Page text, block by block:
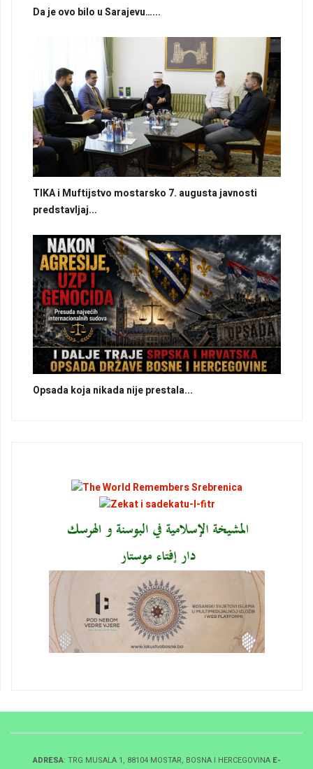
Da je ovo bilo u Sarajevu…...
TIKA i Muftijstvo mostarsko 7. augusta javnosti
predstavljaj...
Opsada koja nikada nije prestala...
ADRESA: TRG MUSALA 1, 88104 MOSTAR, BOSNA I HERCEGOVINA E-